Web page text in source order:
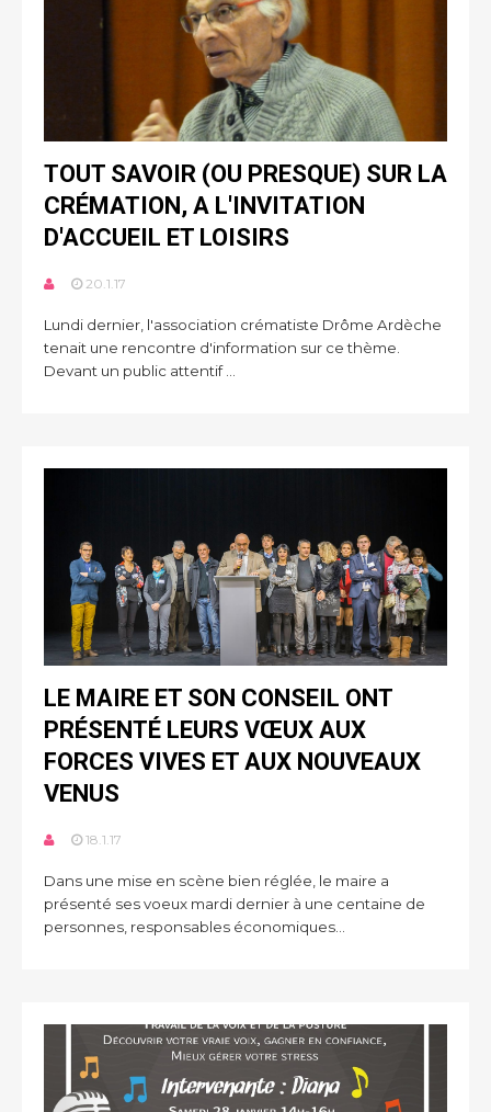
TOUT SAVOIR (OU PRESQUE) SUR LA
CRÉMATION, A L'INVITATION
D'ACCUEIL ET LOISIRS
20.1.17
Lundi dernier, l'association crématiste Drôme Ardèche
tenait une rencontre d'information sur ce thème.
Devant un public attentif ...
LE MAIRE ET SON CONSEIL ONT
PRÉSENTÉ LEURS VŒUX AUX
FORCES VIVES ET AUX NOUVEAUX
VENUS
18.1.17
Dans une mise en scène bien réglée, le maire a
présenté ses voeux mardi dernier à une centaine de
personnes, responsables économiques...